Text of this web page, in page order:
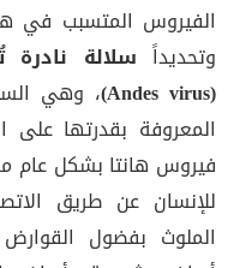
الفيروس المتسبب في
وتحديداً سلالة
(Andes virus)
، وهي
المعروفة بقدرتها على
فيروس هانتا بشكل عام
للإنسان عن طريق
الملوث بفضول القوارض